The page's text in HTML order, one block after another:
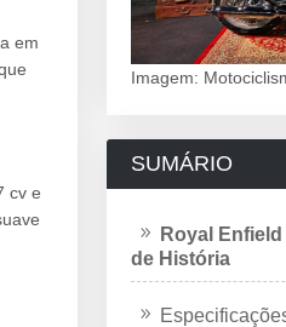
em
cv e
Imagem:
SUMÁRIO
Royal
de História